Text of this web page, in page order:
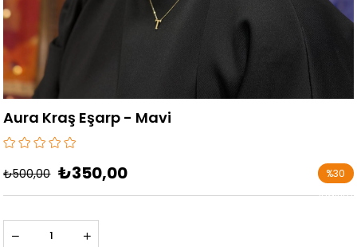
Aura Kraş Eşarp - Mavi
₺500,00 ₺350,00 %30
İndirim